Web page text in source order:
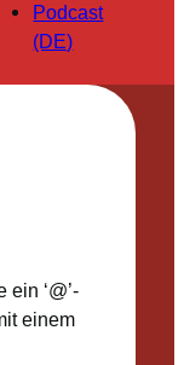
Podcast
(DE)
‘@’-
einem